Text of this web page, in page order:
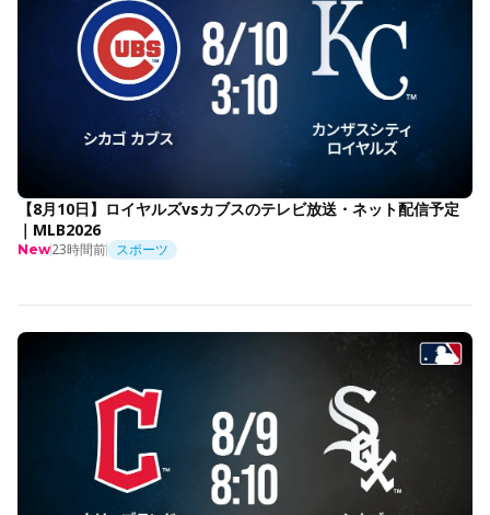
【8月10日】ロイヤルズvsカブスのテレビ放送・ネット配信予定
｜MLB2026
New23時間前 スポーツ